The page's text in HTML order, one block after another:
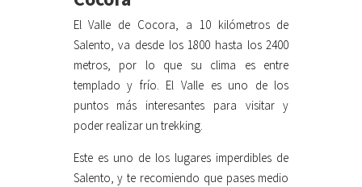
El Valle de Cocora, a 10 kilómetros de
Salento, va desde los 1800 hasta los 2400
metros, por lo que su clima es entre
templado y frío. El Valle es uno de los
puntos más interesantes para visitar y
poder realizar un trekking.
Este es uno de los lugares imperdibles de
Salento, y te recomiendo que pases medio